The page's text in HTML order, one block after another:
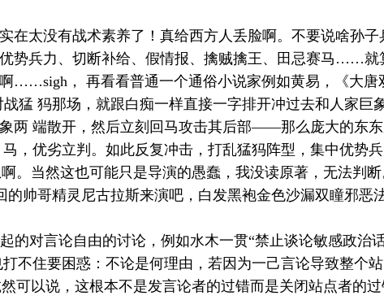
太没有战术素养了！真给西方人丢脸啊。不要说啥孙
势兵力、切断补给、假情报、擒贼擒王、田忌赛马……就
啊……sigh ， 再看看普通一个通俗小说家例如黄易，《大
战猛 犸那场，就跟白痴一样直接一字排开冲过去和人家
两 端散开，然后立刻回马攻击其后部——那么庞大的东
，优劣立判。如此反复冲击，打乱猛犸阵型，集中优势
。当然这也可能只是导演的愚蠢，我没读原著，无法判
帅哥精灵尼古拉斯来演吧，白发黑袍金色沙漏双瞳邪恶
的对言论自由的讨论，例如水木一贯“禁止谈论敏感政治
不住要困惑：不论是何理由，若因为一己言论导致整个
可以说，这根本不是发言论者的过错而是关闭站点者的